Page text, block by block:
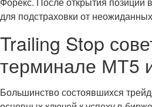
для подстраховки от
Trailing Stop
терминале МТ5
Большинство состоявшихся